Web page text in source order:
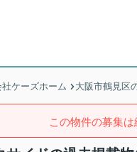
ケーズホーム 大阪市鶴見区
この物件の募集は